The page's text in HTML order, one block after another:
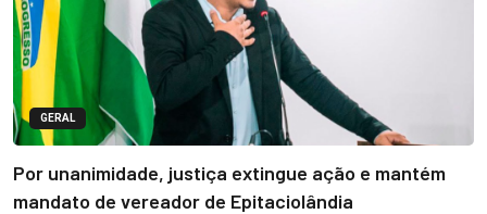
GERAL
Por unanimidade, justiça extingue ação e mantém
mandato de vereador de Epitaciolândia